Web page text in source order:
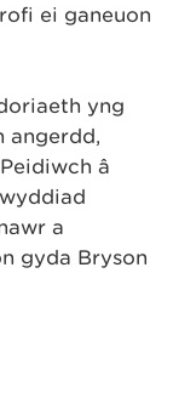
ei ganeuon
yng
angerdd,
â
a
gyda Bryson